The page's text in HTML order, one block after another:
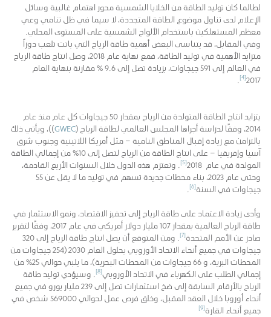
لطالما كان توليد الطاقة من الخلايا الشمسية محور اهتمام غالبية وسائل
الإعلام لدى تناول موضوع الطاقة المتجددة، لا سيما في ظل تنامي وعي
معظم المستهلكين باستخدام الألواح الشمسية على المستوى المحلي.
وفي المقابل، قد يتناسى البعض أهمية طاقة الرياح التي باتت تلعب دوراً
متزايد الأهمية في توليد الطاقة، فمع نهاية عام 2018، وصل انتاج طاقة الرياح
في العالم إلى 591 جيجاوات، بزيادة تصل إلى 9.6 % مقارنة بنهاية العام
2017
[4]
.
يتزايد انتاج الطاقة المتولدة من الرياح بمقدار 50 جيجاوات كل عام منذ عام
2014، وفقًا لدراسة أجراها المجلس العالمي لطاقة الرياح (
GWEC))، ويأتي ذلك
بالتزامن مع زيادة إقبال المناطق النامية – مثل أمريكا اللاتينية وجنوب شرق
آسيا وإفريقيا – على انتاج الطاقة من الرياح لتصل إلى 10% من إجمالي الطاقة
المولدة في عام 2018
[5] . وتعتزم هذه الدول خلال السنوات الأربع القادمة،
وحتى عام 2023، بناء محطات جديدة تسهم في توليد ما لا يقل عن 55
جيجاوات في السنة[6]
.
وأدى زيادة الاعتماد على طاقة الرياح إلى تحفيز الاقتصاد، ونمو الاستثمار في
طاقة الرياح العالمية بمقدار 107 مليار دولار أمريكي في عام 2017، وفقًا لتقرير
صادر عن الأمم المتحدة[7]
. ومن المتوقع أن يصل انتاج طاقة الرياح إلى 320
جيجاوات في جميع أنحاء الاتحاد الأوروبي بحلول العام 2030 (254 جيجاوات من
المحطات البرية، و 66 جيجاوات من المحطات البحرية)، ما يلبي حوالي 25% من
إجمالي الطلب على الكهرباء في الاتحاد الأوروبي[8] . وسيؤدي توليد طاقة
الرياح بالأرقام السابقة إلى ضخ استثمارات تصل إلى 239 مليار يورو في جميع
أنحاء أوروبا خلال العقد المقبل، وخلق فرص عمل لحوالي 569000 شخص في
جميع أنحاء القارة[9]